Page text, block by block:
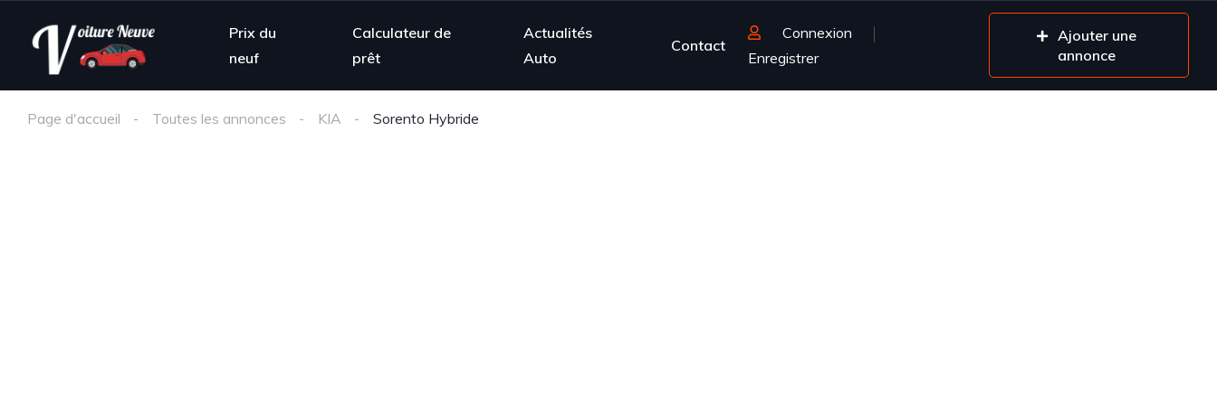
Prix du
neuf
Calculateur de
prêt
Actualités
Auto
Contact
Connexion
Enregistrer
Ajouter une
annonce
Page d'accueil Toutes les annonces KIA Sorento Hybride